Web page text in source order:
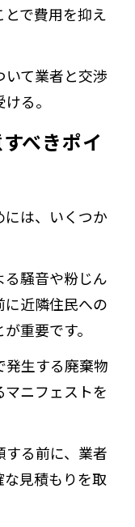
で費用を抑え
て業者と交渉
る。
べきポイ
には、いくつか
騒音や粉じん
近隣住民への
重要です。
発生する廃棄物
ニフェストを
る前に、業者
見積もりを取